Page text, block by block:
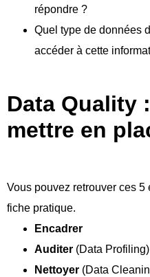
répondre ?
Quel type de données
accéder à cette
Data Quality
mettre en
Vous pouvez retrouver ces
fiche pratique.
Encadrer
Auditer (Data Profiling)
Nettoyer (Data